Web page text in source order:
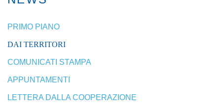
PRIMO PIANO
DAI TERRITORI
COMUNICATI STAMPA
APPUNTAMENTI
LETTERA DALLA COOPERAZIONE